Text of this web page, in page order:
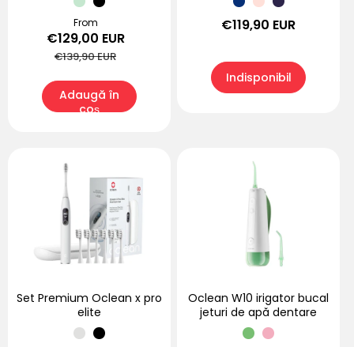
redus
From
€129,00 EUR
€139,90 EUR
Adaugă în
coș
Preț
€119,90 EUR
Indisponibil
Set Premium Oclean x pro
elite
Oclean W10 irigator bucal
jeturi de apă dentare